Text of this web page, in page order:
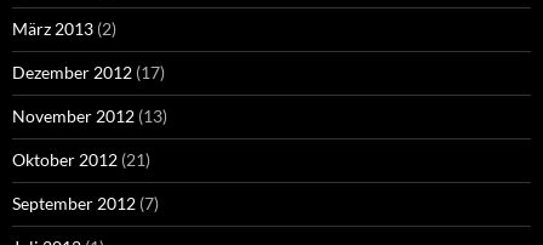
März 2013 (2)
Dezember 2012 (17)
November 2012 (13)
Oktober 2012 (21)
September 2012 (7)